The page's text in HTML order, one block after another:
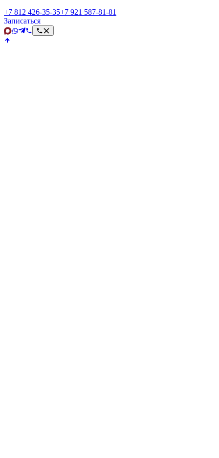
+7 812 426‑35‑35+7 921 587‑81‑81
Записаться